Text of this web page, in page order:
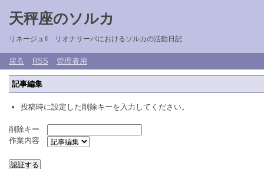
天秤座のソルカ
リネージュII リオナサーバにおけるソルカの活動日記
戻る RSS 管理者用
記事編集
投稿時に設定した削除キーを入力してください。
削除キー
作業内容